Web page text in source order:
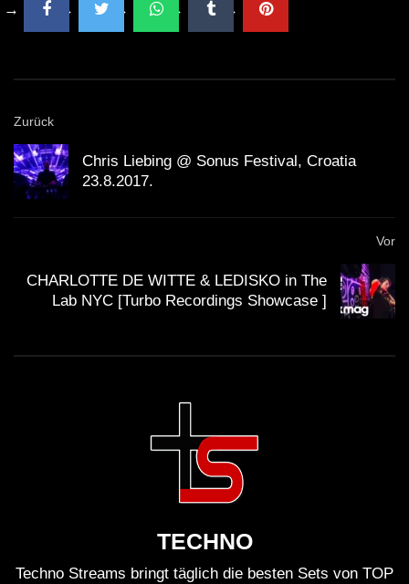
Zurück
Chris Liebing @ Sonus Festival, Croatia
23.8.2017.
Vor
CHARLOTTE DE WITTE & LEDISKO in The
Lab NYC [Turbo Recordings Showcase ]
TECHNO
Techno Streams bringt täglich die besten Sets von TOP